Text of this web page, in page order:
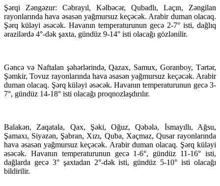
Şərqi Zəngəzur: Cəbrayıl, Kəlbəcər, Qubadlı, Laçın, Zəngilan
rayonlarında hava əsasən yağmursuz keçəcək. Arabir duman olacaq.
Şərq küləyi əsəcək. Havanın temperaturunun gecə 2-7° isti, dağlıq
ərazilərdə 4°-dək şaxta, gündüz 9-14° isti olacağı gözlənilir.
Gəncə və Naftalan şəhərlərində, Qazax, Samux, Goranboy, Tərtər,
Şəmkir, Tovuz rayonlarında hava əsasən yağmursuz keçəcək. Arabir
duman olacaq. Şərq küləyi əsəcək. Havanın temperaturunun gecə 3-
7°, gündüz 14-18° isti olacağı proqnozlaşdırılır.
Balakən, Zaqatala, Qax, Şəki, Oğuz, Qəbələ, İsmayıllı, Ağsu,
Şamaxı, Siyəzən, Şabran, Xızı, Quba, Xaçmaz, Qusar rayonlarında
hava əsasən yağmursuz keçəcək. Arabir duman olacaq. Şərq küləyi
əsəcək. Havanın temperaturunun gecə 1-6°, gündüz 11-16° isti,
dağlarda gecə 3° şaxtadan 2°-dək isti, gündüz 5-10° isti olacağı
bildirilir.